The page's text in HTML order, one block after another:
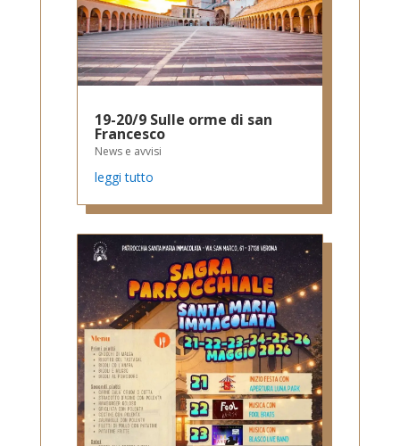
19-20/9 Sulle orme di san
Francesco
News e avvisi
leggi tutto